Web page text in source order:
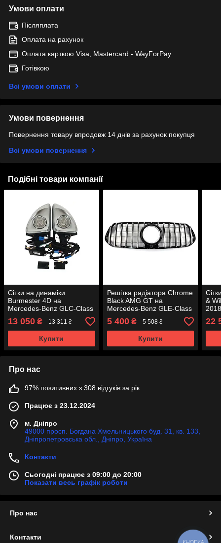
Умови оплати
Післяплата
Оплата на рахунок
Оплата карткою Visa, Mastercard - WayForPay
Готівкою
Всі умови оплати
Умови повернення
Повернення товару впродовж 14 днів за рахунок покупця
Всі умови повернення
Подібні товари компанії
Сітки на динаміки
Burmester 4D на
Mercedes-Benz GLC-Class
X253 2015-2019 року
13 050 ₴ 13 311 ₴
Купити
Решітка радіатора Chrome
Black AMG GT на
Mercedes-Benz GLE-Class
W167 2018-2023 року
5 400₴ 5 508 ₴
Купити
&
22
Про нас
97% позитивних з 308 відгуків за рік
Працює з 23.12.2024
м. Дніпро
49000 просп. Богдана Хмельницького буд. 31, кв. 133,
Дніпропетровська обл., Дніпро, Україна
Контакти
Сьогодні працює з 09:00 до 20:00
Показати весь графік роботи
Про нас
Контакти